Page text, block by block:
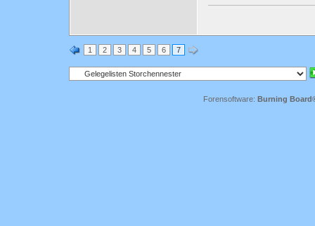
1 2 3 4 5 6 7
Forensoftware: Burning